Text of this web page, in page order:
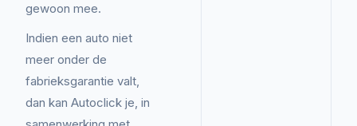
gewoon mee.
Indien een auto niet
meer onder de
fabrieksgarantie valt,
dan kan Autoclick je, in